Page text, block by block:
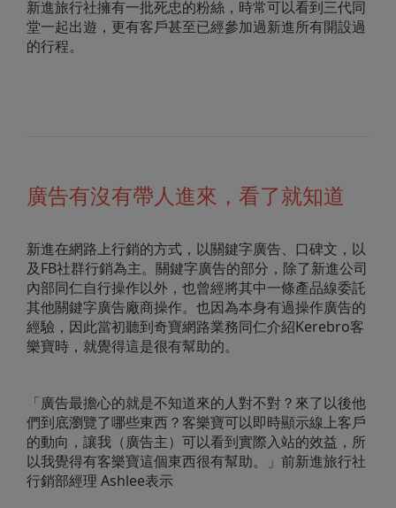
新進旅行社擁有一批死忠的粉絲，時常可以看到三代同
堂一起出遊，更有客戶甚至已經參加過新進所有開設過
的行程。
廣告有沒有帶人進來，看了就知道
新進在網路上行銷的方式，以關鍵字廣告、口碑文，以
及FB社群行銷為主。關鍵字廣告的部分，除了新進公司
內部同仁自行操作以外，也曾經將其中一條產品線委託
其他關鍵字廣告廠商操作。也因為本身有過操作廣告的
經驗，因此當初聽到奇寶網路業務同仁介紹Kerebro客
樂寶時，就覺得這是很有幫助的。
「廣告最擔心的就是不知道來的人對不對？來了以後他
們到底瀏覽了哪些東西？客樂寶可以即時顯示線上客戶
的動向，讓我（廣告主）可以看到實際入站的效益，所
以我覺得有客樂寶這個東西很有幫助。」前新進旅行社
行銷部經理 Ashlee表示